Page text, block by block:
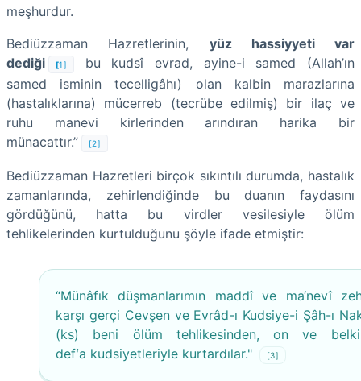
meşhurdur.
Bediüzzaman Hazretlerinin, yüz hassiyyeti var
dediği
[1]
bu kudsî evrad, ayine-i samed (Allah’ın
samed isminin tecelligâhı) olan kalbin marazlarına
(hastalıklarına) mücerreb (tecrübe edilmiş) bir ilaç ve
ruhu manevi kirlerinden arındıran harika bir
münacattır.”
[2]
Bediüzzaman Hazretleri birçok sıkıntılı durumda, hastalık
zamanlarında, zehirlendiğinde bu duanın faydasını
gördüğünü, hatta bu virdler vesilesiyle ölüm
tehlikelerinden kurtulduğunu şöyle ifade etmiştir:
“Münâfık düşmanlarımın maddî ve ma‘nevî
karşı gerçi Cevşen ve Evrâd-ı Kudsiye-i Şâh-ı
(ks) beni ölüm tehlikesinden, on ve
defʻa kudsiyetleriyle kurtardılar."
[3]